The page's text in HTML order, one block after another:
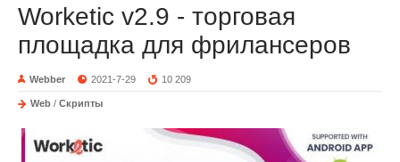
Worketic v2.9 - торговая
площадка для фрилансеров
Webber 2021-7-29 10 209
Web / Скрипты